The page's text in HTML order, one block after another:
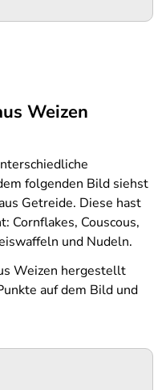
Weizen
folgenden Bild siehst
Getreide. Diese hast
Cornflakes, Couscous,
und Nudeln.
Weizen hergestellt
auf dem Bild und